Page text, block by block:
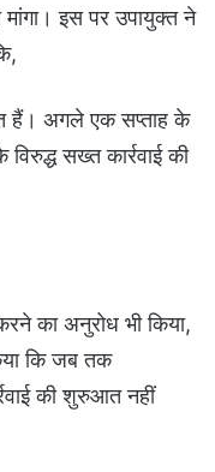
मांगा। इस पर उपायुक्त ने
हैं। अगले एक सप्ताह के
विरुद्ध सख्त कार्रवाई की
का अनुरोध भी किया,
कि जब तक
की शुरुआत नहीं